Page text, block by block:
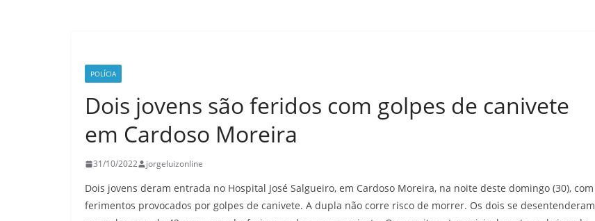
POLÍCIA
Dois jovens são feridos com golpes de canivete
em Cardoso Moreira
31/10/2022 jorgeluizonline
Dois jovens deram entrada no Hospital José Salgueiro, em Cardoso Moreira, na noite deste domingo (30), com
ferimentos provocados por golpes de canivete. A dupla não corre risco de morrer. Os dois se desentenderam